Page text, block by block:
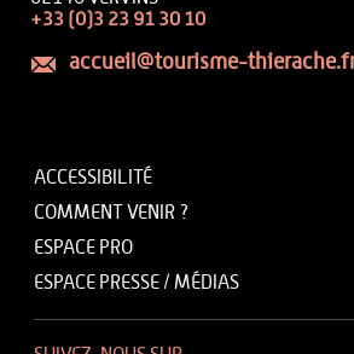
+33 (0)3 23 91 30 10
accueil@tourisme-
ACCESSIBILITÉ
COMMENT VENIR ?
ESPACE PRO
ESPACE PRESSE / MÉDIAS